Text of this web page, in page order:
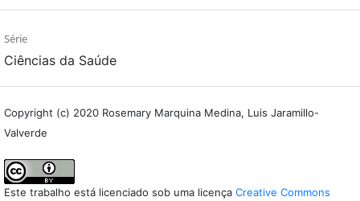
Série
Ciências da Saúde
Copyright (c) 2020 Rosemary Marquina Medina, Luis Jaramillo-
Valverde
Este trabalho está licenciado sob uma licença Creative Commons